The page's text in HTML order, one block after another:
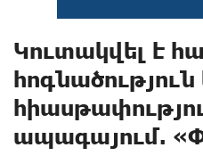
Կուտակվել է
հոգնածություն
ապագայում.